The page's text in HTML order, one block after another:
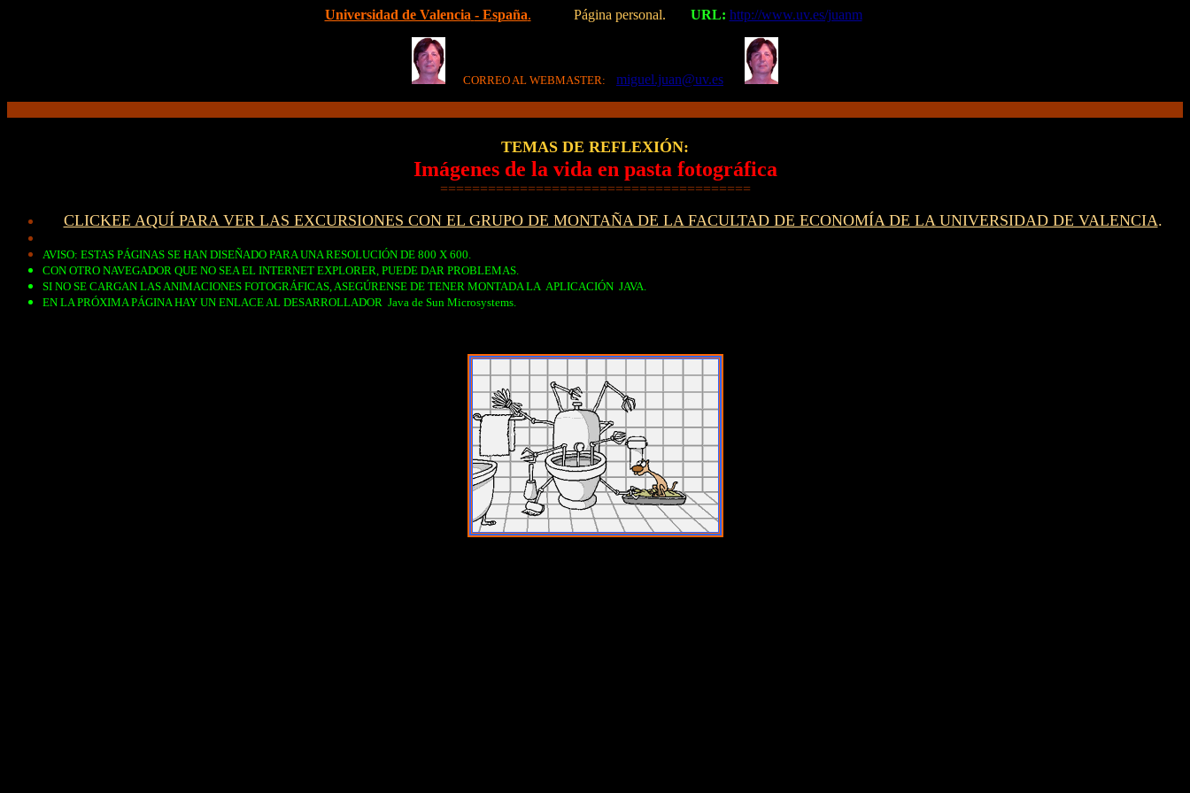
Universidad de Valencia - España. Página personal. URL: http://www.uv.es/juanm
CORREO AL WEBMASTER:
miguel.juan@uv.es
TEMAS DE REFLEXIÓN:
Imágenes de la vida en pasta fotográfica
=======================================
CLICKEE AQUÍ PARA VER LAS EXCURSIONES CON EL GRUPO DE MONTAÑA DE LA FACULTAD DE ECONOMÍA DE LA UNIVERSIDAD DE VALENCIA.
AVISO: ESTAS PÁGINAS SE HAN DISEÑADO PARA UNA RESOLUCIÓN DE 800 X 600.
CON OTRO NAVEGADOR QUE NO SEA EL INTERNET EXPLORER, PUEDE DAR PROBLEMAS.
SI NO SE CARGAN LAS ANIMACIONES FOTOGRÁFICAS, ASEGÚRENSE DE TENER MONTADA LA APLICACIÓN JAVA.
EN LA PRÓXIMA PÁGINA HAY UN ENLACE AL DESARROLLADOR Java de Sun Microsystems.